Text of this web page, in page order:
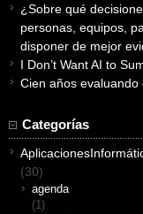
¿Sobre qué
personas, equipos,
disponer de mejor
I Don’t Want AI to
Cien años
Categorías
(30)
agenda
(1)